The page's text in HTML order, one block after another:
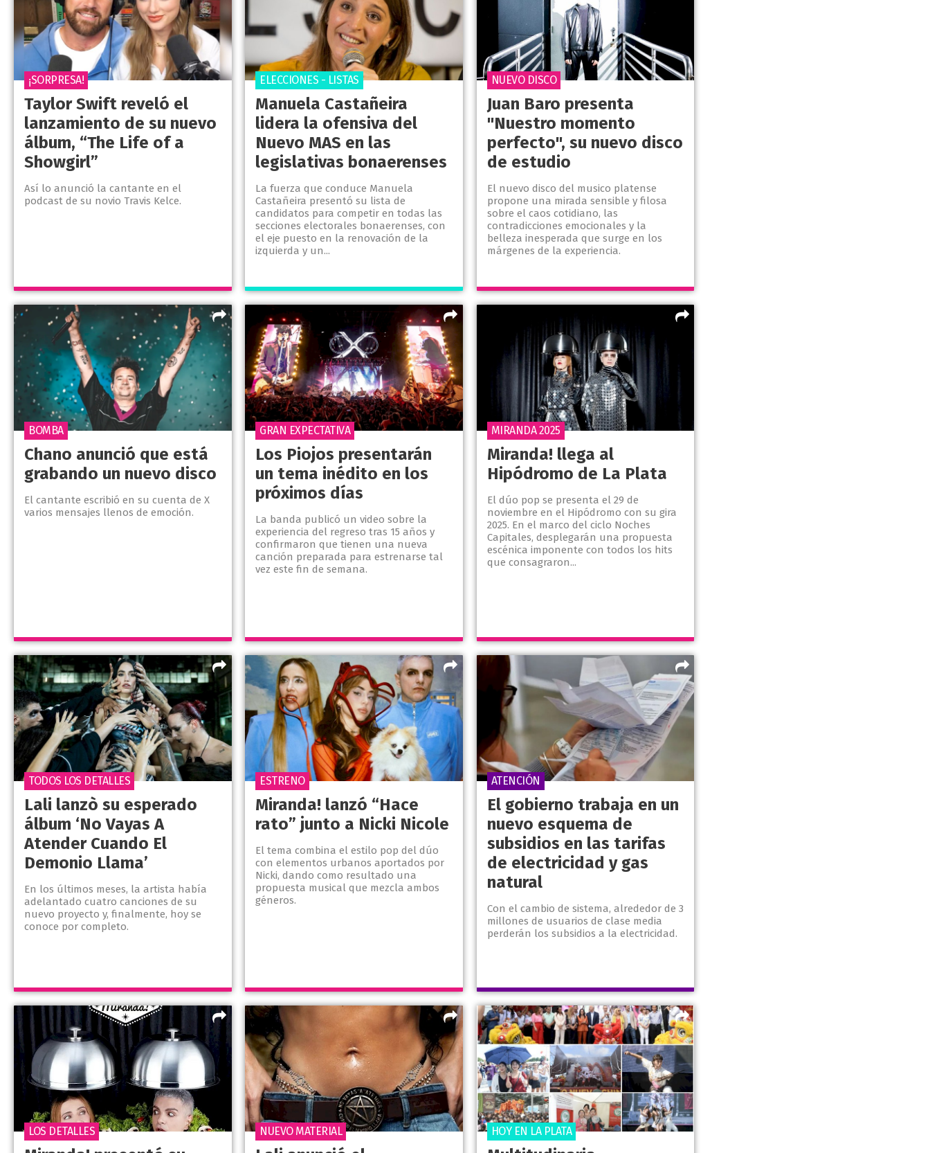
Taylor Swift reveló el
lanzamiento de su nuevo
álbum, “The Life of a
Showgirl”
Así lo anunció la cantante en el
podcast de su novio Travis Kelce.
¡SORPRESA!
Manuela Castañeira
lidera la ofensiva del
Nuevo MAS en las
legislativas bonaerenses
La fuerza que conduce Manuela
Castañeira presentó su lista de
candidatos para competir en todas las
secciones electorales bonaerenses, con
el eje puesto en la renovación de la
izquierda y un...
ELECCIONES - LISTAS
Juan Baro presenta
"Nuestro momento
perfecto", su nuevo disco
de estudio
El nuevo disco del musico platense
propone una mirada sensible y filosa
sobre el caos cotidiano, las
contradicciones emocionales y la
belleza inesperada que surge en los
márgenes de la experiencia.
NUEVO DISCO
Chano anunció que está
grabando un nuevo disco
El cantante escribió en su cuenta de X
varios mensajes llenos de emoción.
BOMBA
Los Piojos presentarán
un tema inédito en los
próximos días
La banda publicó un video sobre la
experiencia del regreso tras 15 años y
confirmaron que tienen una nueva
canción preparada para estrenarse tal
vez este fin de semana.
GRAN EXPECTATIVA
Miranda! llega al
Hipódromo de La Plata
El dúo pop se presenta el 29 de
noviembre en el Hipódromo con su gira
2025. En el marco del ciclo Noches
Capitales, desplegarán una propuesta
escénica imponente con todos los hits
que consagraron...
MIRANDA 2025
Lali lanzò su esperado
álbum ‘No Vayas A
Atender Cuando El
Demonio Llama’
En los últimos meses, la artista había
adelantado cuatro canciones de su
nuevo proyecto y, finalmente, hoy se
conoce por completo.
TODOS LOS DETALLES
Miranda! lanzó “Hace
rato” junto a Nicki Nicole
El tema combina el estilo pop del dúo
con elementos urbanos aportados por
Nicki, dando como resultado una
propuesta musical que mezcla ambos
géneros.
ESTRENO
El gobierno trabaja en un
nuevo esquema de
subsidios en las tarifas
de electricidad y gas
natural
Con el cambio de sistema, alrededor de 3
millones de usuarios de clase media
perderán los subsidios a la electricidad.
ATENCIÓN
LOS DETALLES NUEVO MATERIAL HOY EN LA PLATA